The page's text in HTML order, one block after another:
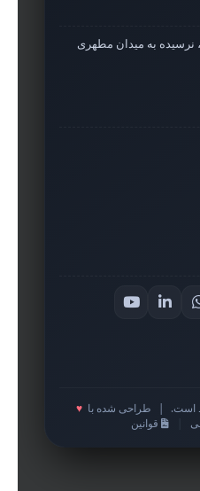
نرسیده به میدان مطهری
طراحی شده با ♥
قوانین